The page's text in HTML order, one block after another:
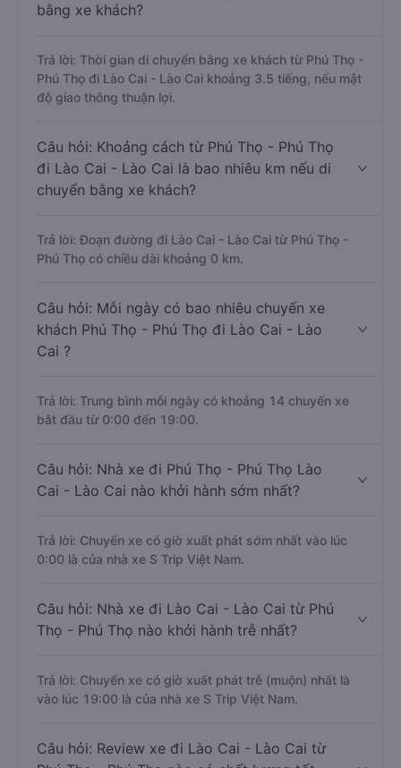
bằng xe khách?
Trả lời: Thời gian di chuyển bằng xe khách từ Phú Thọ -
Phú Thọ đi Lào Cai - Lào Cai khoảng 3.5 tiếng, nếu mật
độ giao thông thuận lợi.
Câu hỏi: Khoảng cách từ Phú Thọ - Phú Thọ
đi Lào Cai - Lào Cai là bao nhiêu km nếu di
chuyển bằng xe khách?
Trả lời: Đoạn đường đi Lào Cai - Lào Cai từ Phú Thọ -
Phú Thọ có chiều dài khoảng 0 km.
Câu hỏi: Mỗi ngày có bao nhiêu chuyến xe
khách Phú Thọ - Phú Thọ đi Lào Cai - Lào
Cai ?
Trả lời: Trung bình mỗi ngày có khoảng 14 chuyến xe
bắt đầu từ 0:00 đến 19:00.
Câu hỏi: Nhà xe đi Phú Thọ - Phú Thọ Lào
Cai - Lào Cai nào khởi hành sớm nhất?
Trả lời: Chuyến xe có giờ xuất phát sớm nhất vào lúc
0:00 là của nhà xe S Trip Việt Nam.
Câu hỏi: Nhà xe đi Lào Cai - Lào Cai từ Phú
Thọ - Phú Thọ nào khởi hành trễ nhất?
Trả lời: Chuyến xe có giờ xuất phát trễ (muộn) nhất là
vào lúc 19:00 là của nhà xe S Trip Việt Nam.
Câu hỏi: Review xe đi Lào Cai - Lào Cai từ